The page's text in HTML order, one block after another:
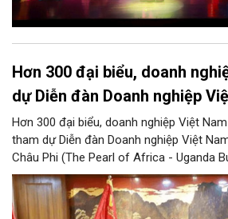
Hơn 300 đại biểu, doanh
dự Diễn đàn Doanh nghiệp
Hơn 300 đại biểu, doanh nghiệp Việt
tham dự Diễn đàn Doanh nghiệp Việt
Châu Phi (The Pearl of Africa - Uganda
Vietnam Chapter), cho thấy sức hút
đối với cộng đồng doanh nghiệp hai
vọng về những kết nối đầu tư và thương